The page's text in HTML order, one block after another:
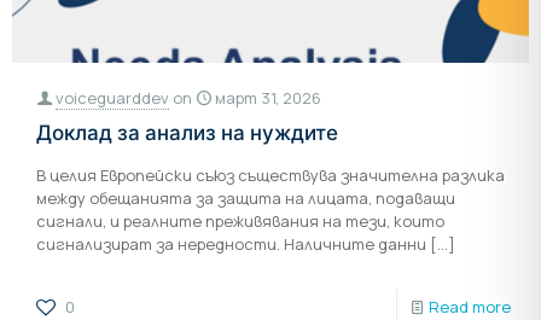
voiceguarddev on март 31, 2026
Доклад за анализ на нуждите
В целия Европейски съюз съществува значителна разлика
между обещанията за защита на лицата, подаващи
сигнали, и реалните преживявания на тези, които
сигнализират за нередности. Наличните данни […]
0 Read more